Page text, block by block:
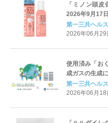
「ミノン頭
2026年9月17
第一三共ヘル
2026年06月29
使用済み「お
成ガスの生成
第一三共ヘル
2026年06月18